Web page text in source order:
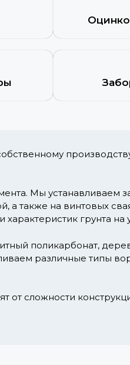
Мы устанавливаем
а также на винтовых
грунта на
поликарбонат,
различные типы
от сложности